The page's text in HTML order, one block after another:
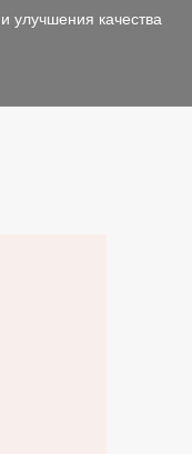
улучшения качества